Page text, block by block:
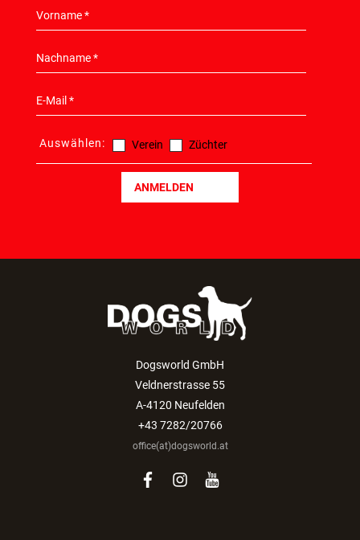
Auswählen: Verein Züchter
ANMELDEN
Dogsworld GmbH
Veldnerstrasse 55
A-4120 Neufelden
+43 7282/20766
office(at)dogsworld.at
facebook
instagram
youtube